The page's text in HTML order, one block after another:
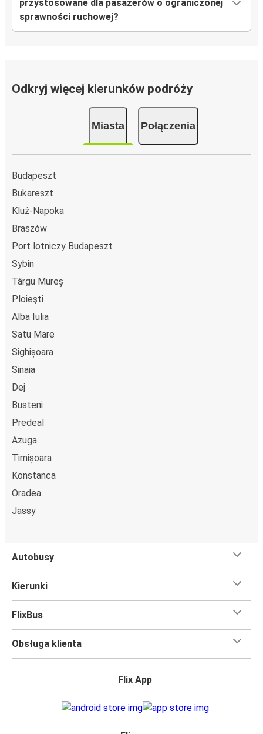
przystosowane dla pasażerów o ograniczonej
sprawności ruchowej?
Odkryj więcej kierunków podróży
Miasta Połączenia
Budapeszt
Bukareszt
Kluż-Napoka
Braszów
Port lotniczy Budapeszt
Sybin
Târgu Mureș
Ploieşti
Alba Iulia
Satu Mare
Sighișoara
Sinaia
Dej
Busteni
Predeal
Azuga
Timișoara
Konstanca
Oradea
Jassy
Autobusy
Kierunki
FlixBus
Obsługa klienta
Flix App